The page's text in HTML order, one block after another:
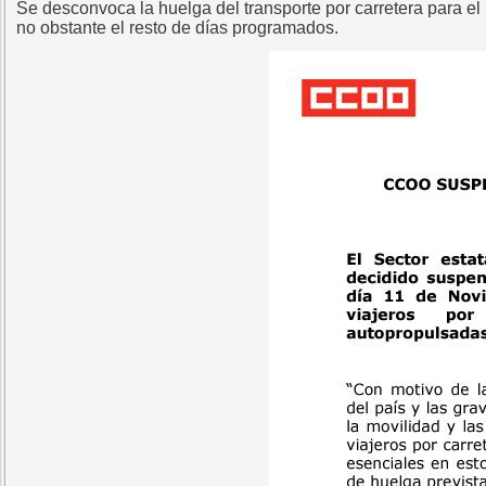
Se desconvoca la huelga del transporte por carretera para
no obstante el resto de días programados.